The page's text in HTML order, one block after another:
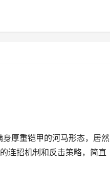
厚重铠甲的河马形态，居然
连招机制和反击策略，简直